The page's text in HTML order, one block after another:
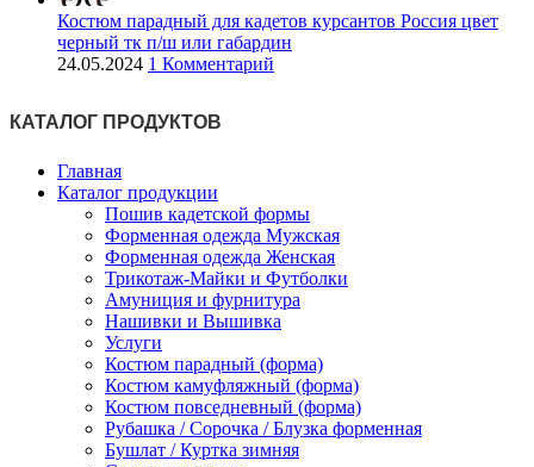
Костюм парадный для кадетов курсантов Россия цвет
черный тк п/ш или габардин
24.05.2024 1 Комментарий
КАТАЛОГ ПРОДУКТОВ
Главная
Каталог продукции
Пошив кадетской формы
Форменная одежда Мужская
Форменная одежда Женская
Трикотаж-Майки и Футболки
Амуниция и фурнитура
Нашивки и Вышивка
Услуги
Костюм парадный (форма)
Костюм камуфляжный (форма)
Костюм повседневный (форма)
Рубашка / Сорочка / Блузка форменная
Бушлат / Куртка зимняя